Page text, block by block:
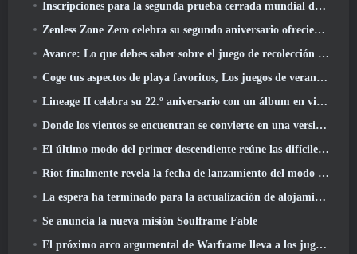
Inscripciones para la segunda prueba cerrada mundial de Global MapleStory Classic
Zenless Zone Zero celebra su segundo aniversario ofreciendo a los jugadores la posibilidad de elegir un agente de rango S gratuito
Avance: Lo que debes saber sobre el juego de recolección de criaturas de HoYoverse, Honkai: Alma de enlace
Coge tus aspectos de playa favoritos, Los juegos de verano han regresado a Overwatch
Lineage II celebra su 22.º aniversario con un álbum en vinilo de edición coleccionista
Donde los vientos se encuentran se convierte en una versión “Eastern Steampunk” 2.0
El último modo del primer descendiente reúne las difíciles batallas de intercepción del vacío y las profundidades
Riot finalmente revela la fecha de lanzamiento del modo clásico de League Of Legends
La espera ha terminado para la actualización de alojamiento para grandes jugadores de RuneScape
Se anuncia la nueva misión Soulframe Fable
El próximo arco argumental de Warframe lleva a los jugadores a un mapa estelar completamente nuevo, El sistema Tau